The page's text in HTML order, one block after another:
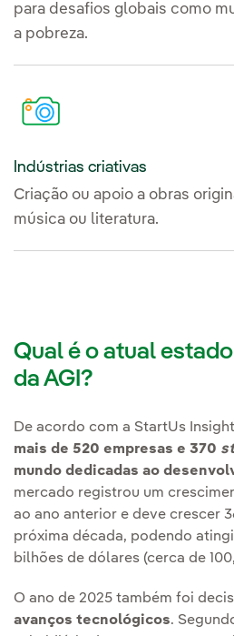
para desafios globais como
a pobreza.
Indústrias criativas
Criação ou apoio a obras
música ou literatura.
Qual é o atual
da AGI?
De acordo com a StartUs
mais de 520 empresas e 370
mundo dedicadas ao
mercado registrou um
ao ano anterior e deve crescer
próxima década, podendo
bilhões de dólares (cerca de
O ano de 2025 também foi
avanços tecnológicos.